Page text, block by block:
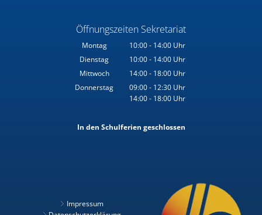
Öffnungszeiten Sekretariat
Montag 10:00- 14:00 Uhr
Von 10:00 bis 14:00 Uhr
Dienstag 10:00- 14:00 Uhr
Von 10:00 bis 14:00 Uhr
Mittwoch 14:00- 18:00 Uhr
Von 14:00 bis 18:00 Uhr
Donnerstag 09:00- 12:30 Uhr
Von 09:00 bis 12:30 Uhr
14:00- 18:00 Uhr
In den Schulferien geschlossen
Impressum